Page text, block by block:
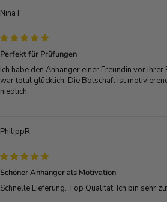
NinaT
Perfekt für Prüfungen
Ich habe den Anhänger einer Freundin vor
war total glücklich. Die Botschaft ist
niedlich.
PhilippR
Schöner Anhänger als Motivation
Schnelle Lieferung. Top Qualität. Ich bin sehr